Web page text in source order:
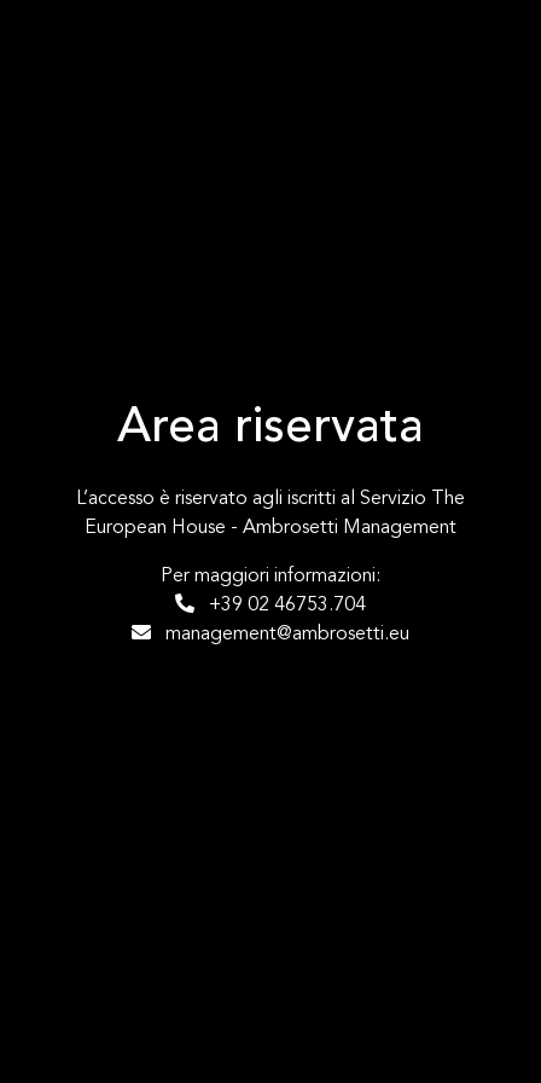
Area riservata
L’accesso è riservato agli iscritti al Servizio The
European House - Ambrosetti Management
Per maggiori informazioni:
+39 02 46753.704
management@ambrosetti.eu